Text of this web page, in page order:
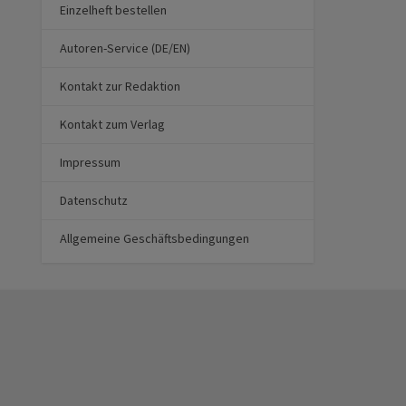
Einzelheft bestellen
Autoren-Service (DE/EN)
Kontakt zur Redaktion
Kontakt zum Verlag
Impressum
Datenschutz
Allgemeine Geschäftsbedingungen